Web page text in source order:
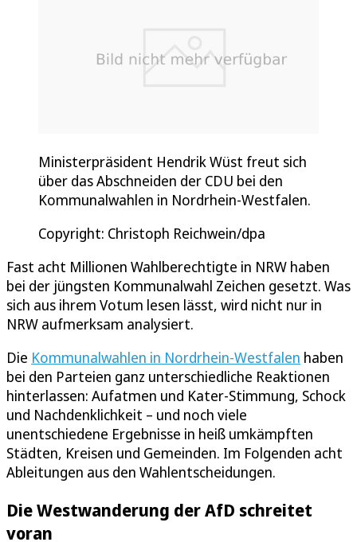
Ministerpräsident Hendrik Wüst freut sich
über das Abschneiden der CDU bei den
Kommunalwahlen in Nordrhein-Westfalen.
Copyright: Christoph Reichwein/dpa
Fast acht Millionen Wahlberechtigte in NRW haben
bei der jüngsten Kommunalwahl Zeichen gesetzt. Was
sich aus ihrem Votum lesen lässt, wird nicht nur in
NRW aufmerksam analysiert.
Die Kommunalwahlen in Nordrhein-Westfalen haben
bei den Parteien ganz unterschiedliche Reaktionen
hinterlassen: Aufatmen und Kater-Stimmung, Schock
und Nachdenklichkeit – und noch viele
unentschiedene Ergebnisse in heiß umkämpften
Städten, Kreisen und Gemeinden. Im Folgenden acht
Ableitungen aus den Wahlentscheidungen.
Die Westwanderung der AfD schreitet
voran